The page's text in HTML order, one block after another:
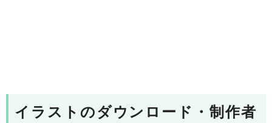
イラストのダウンロード・制作者